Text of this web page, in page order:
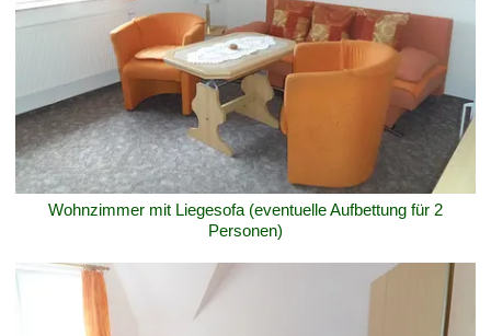
Wohnzimmer mit Liegesofa (eventuelle Aufbettung für 2
Personen)